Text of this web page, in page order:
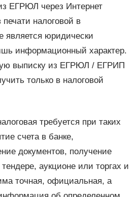
ЕГРЮЛ через Интернет
печати налоговой в
является юридически
информационный характер.
выписку из ЕГРЮЛ / ЕГРИП
только в налоговой
требуется при таких
счета в банке,
документов, получение
аукционе или торгах и
точная, официальная, а